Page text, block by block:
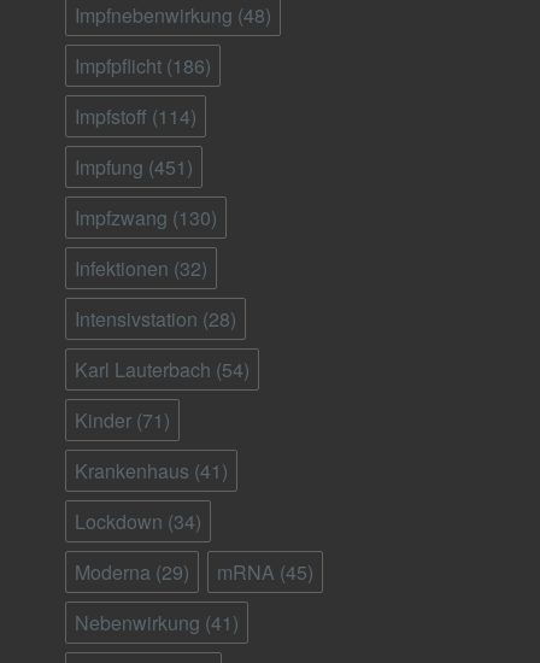
Impfnebenwirkung (48)
Impfpflicht (186)
Impfstoff (114)
Impfung (451)
Impfzwang (130)
Infektionen (32)
Intensivstation (28)
Karl Lauterbach (54)
Kinder (71)
Krankenhaus (41)
Lockdown (34)
Moderna (29) mRNA (45)
Nebenwirkung (41)